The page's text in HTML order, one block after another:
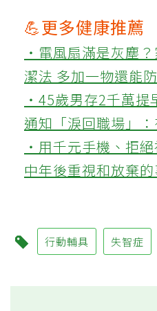
💪更多健康推薦
‧電風扇滿是灰塵
潔法 多加一物還能
‧45歲男存2千萬提
通知「淚回職場」
‧用千元手機、拒
中年後重視和放棄
行動輔具 失智症